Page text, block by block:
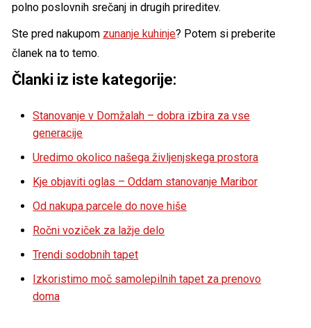
polno poslovnih srečanj in drugih prireditev.
Ste pred nakupom zunanje kuhinje? Potem si preberite
članek na to temo.
Članki iz iste kategorije:
Stanovanje v Domžalah – dobra izbira za vse
generacije
Uredimo okolico našega življenjskega prostora
Kje objaviti oglas – Oddam stanovanje Maribor
Od nakupa parcele do nove hiše
Ročni voziček za lažje delo
Trendi sodobnih tapet
Izkoristimo moč samolepilnih tapet za prenovo
doma